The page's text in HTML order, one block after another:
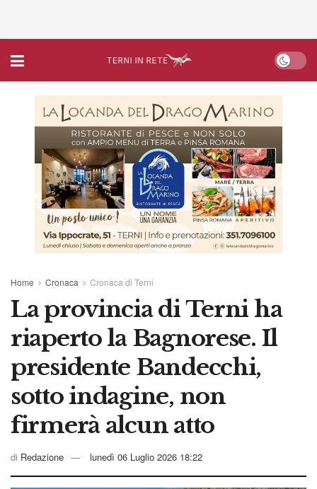
Home Cronaca Cronaca di Terni
La provincia di Terni ha
riaperto la Bagnorese. Il
presidente Bandecchi,
sotto indagine, non
firmerà alcun atto
di Redazione lunedì 06 Luglio 2026 18:22